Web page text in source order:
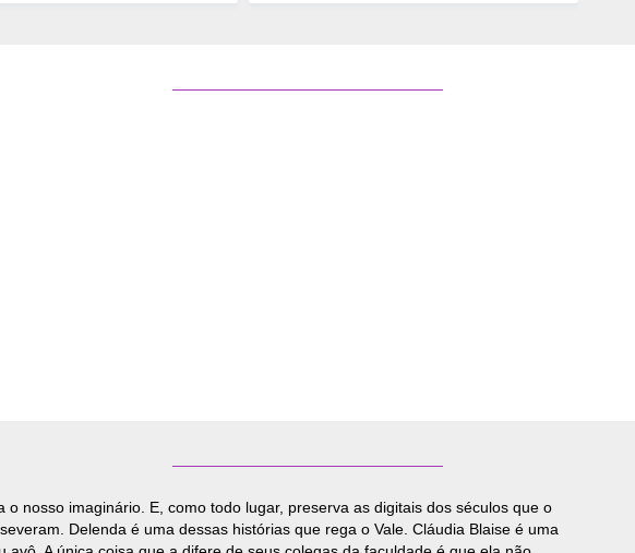
nosso imaginário. E, como todo lugar, preserva as digitais dos séculos que o
Delenda é uma dessas histórias que rega o Vale. Cláudia Blaise é uma